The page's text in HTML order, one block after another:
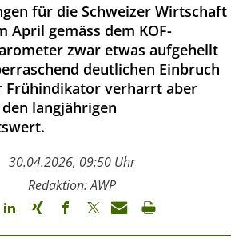
für die Schweizer Wirtschaft
April gemäss dem KOF-
zwar etwas aufgehellt
deutlichen Einbruch
Frühindikator verharrt aber
langjährigen
30.04.2026, 09:50 Uhr
Redaktion: AWP